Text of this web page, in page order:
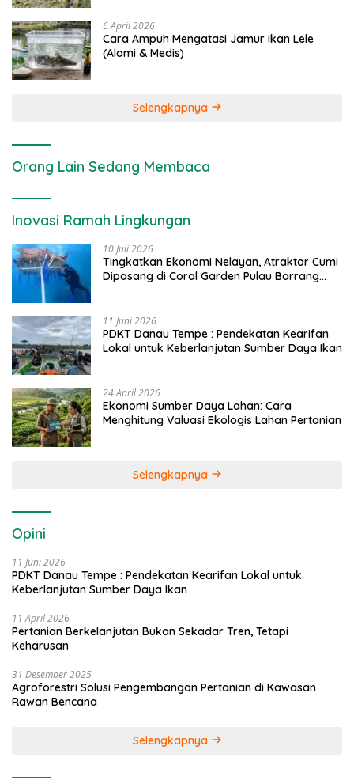
6 April 2026
Cara Ampuh Mengatasi Jamur Ikan Lele
(Alami & Medis)
Selengkapnya
Orang Lain Sedang Membaca
Inovasi Ramah Lingkungan
10 Juli 2026
Tingkatkan Ekonomi Nelayan, Atraktor Cumi
Dipasang di Coral Garden Pulau Barrang
11 Juni 2026
PDKT Danau Tempe : Pendekatan Kearifan
Lokal untuk Keberlanjutan Sumber Daya Ikan
24 April 2026
Ekonomi Sumber Daya Lahan: Cara
Menghitung Valuasi Ekologis Lahan Pertanian
Selengkapnya
Opini
11 Juni 2026
PDKT Danau Tempe : Pendekatan Kearifan Lokal untuk
Keberlanjutan Sumber Daya Ikan
11 April 2026
Pertanian Berkelanjutan Bukan Sekadar Tren, Tetapi
Keharusan
31 Desember 2025
Agroforestri Solusi Pengembangan Pertanian di Kawasan
Rawan Bencana
Selengkapnya